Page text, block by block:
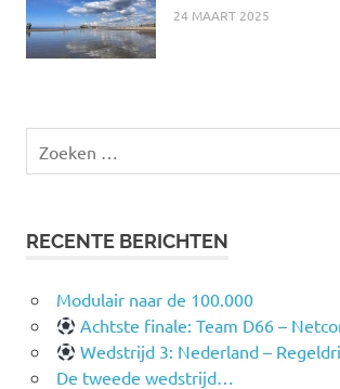
24 MAART 2025
naar:
RECENTE BERICHTEN
Modulair naar de 100.000
Achtste finale: Team D66 –
Wedstrijd 3: Nederland –
De tweede wedstrijd…